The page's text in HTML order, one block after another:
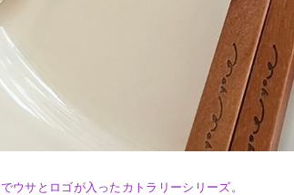
ウサとロゴが入ったカトラリーシリーズ。